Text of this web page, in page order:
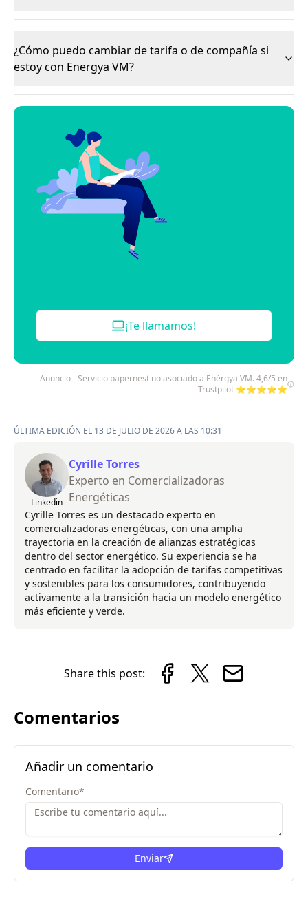
¿Cómo puedo cambiar de tarifa o de compañía si
estoy con Energya VM?
¡Te llamamos!
Anuncio - Servicio papernest no asociado a Enérgya VM. 4,6/5 en
Trustpilot ⭐⭐⭐⭐⭐
ÚLTIMA EDICIÓN EL 13 DE JULIO DE 2026 A LAS 10:31
Linkedin
Cyrille Torres
Experto en Comercializadoras
Energéticas
Cyrille Torres es un destacado experto en
comercializadoras energéticas, con una amplia
trayectoria en la creación de alianzas estratégicas
dentro del sector energético. Su experiencia se ha
centrado en facilitar la adopción de tarifas competitivas
y sostenibles para los consumidores, contribuyendo
activamente a la transición hacia un modelo energético
más eficiente y verde.
Share this post:
Comentarios
Añadir un comentario
Comentario*
Enviar